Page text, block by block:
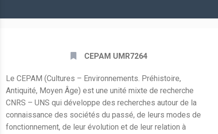
CEPAM UMR7264
Le CEPAM (Cultures – Environnements. Préhistoire,
Antiquité, Moyen Âge) est une unité mixte de recherche
CNRS – UNS qui développe des recherches autour de la
connaissance des sociétés du passé, de leurs modes de
fonctionnement, de leur évolution et de leur relation à